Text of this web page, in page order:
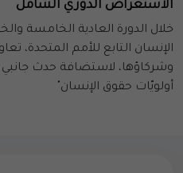
الاستعراض الدوري الشامل
خلال الدورة العادية الخامسة
الإنسان التابع للأمم المتحدة،
وشركاؤها، لاستضافة حدث
أولويّات حقوق الإنسان"